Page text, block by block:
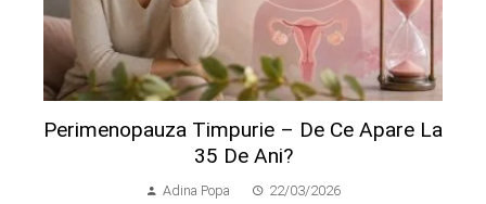
Perimenopauza Timpurie – De Ce Apare La
35 De Ani?
Adina Popa 22/03/2026